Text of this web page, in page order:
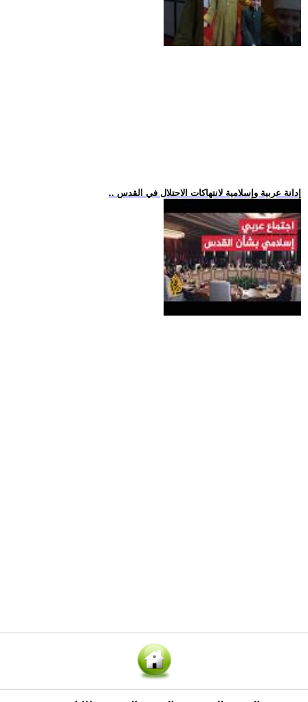
.. إدانة عربية وإسلامية لانتهاكات الاحتلال في القدس